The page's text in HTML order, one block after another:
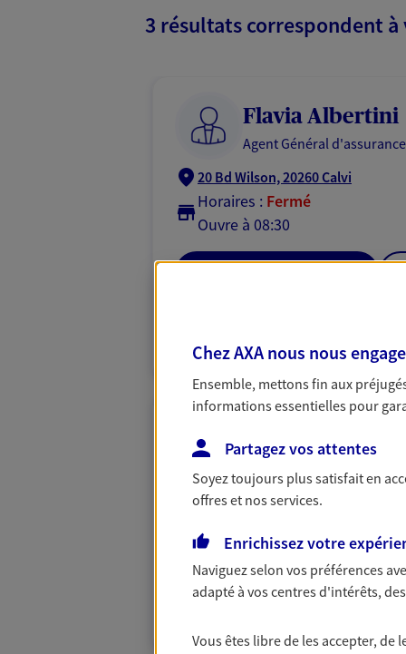
3 résultats correspondent
Flavia Albertini
Agent Général
20 Bd Wilson, 20260 Calvi
Horaires : Fermé
Ouvre à 08:30
N° Orias * (orias.fr) : 22006398
Mandataire d'Assurance
20260 Calvi
06 37 49 43 19
VOIR NOTRE
Chez AXA nous nous
Ensemble, mettons fin aux
informations essentielles pour
Partagez vos attentes
Soyez toujours plus satisfait en
offres et nos services.
Enrichissez votre
Naviguez selon vos préférences
adapté à vos centres d'intérêts,
Vous êtes libre de les accepter,